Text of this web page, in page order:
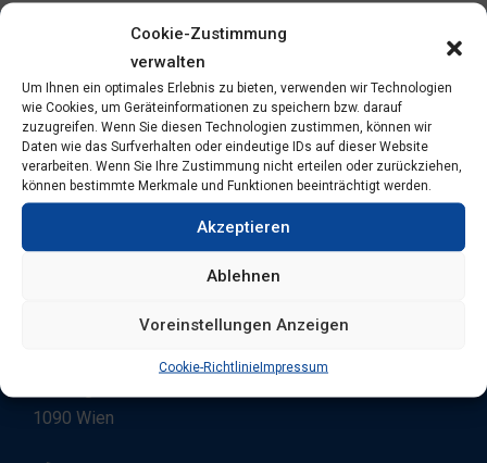
Cookie-Zustimmung
verwalten
Um Ihnen ein optimales Erlebnis zu bieten, verwenden wir Technologien
wie Cookies, um Geräteinformationen zu speichern bzw. darauf
zuzugreifen. Wenn Sie diesen Technologien zustimmen, können wir
Daten wie das Surfverhalten oder eindeutige IDs auf dieser Website
verarbeiten. Wenn Sie Ihre Zustimmung nicht erteilen oder zurückziehen,
können bestimmte Merkmale und Funktionen beeinträchtigt werden.
Akzeptieren
Ablehnen
Voreinstellungen Anzeigen
Cookie-RichtlinieImpressum
1090 Wien